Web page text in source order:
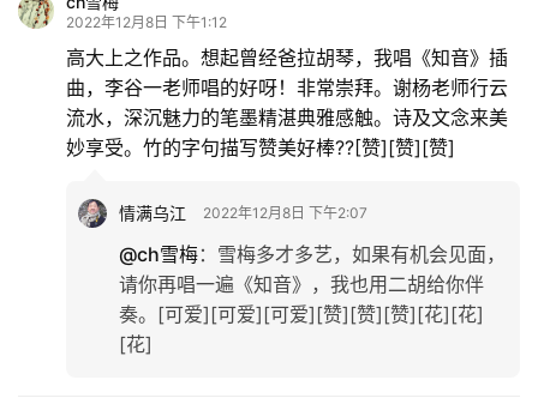
2022年12月8日 下午1:12
高大上之作品。想起曾经爸拉胡琴，我唱《知音》插
曲，李谷一老师唱的好呀！非常崇拜。谢杨老师行云
流水，深沉魅力的笔墨精湛典雅感触。诗及文念来美
妙享受。竹的字句描写赞美好棒??[赞][赞][赞]
情满乌江 2022年12月8日 下午2:07
@ch雪梅： 雪梅多才多艺，如果有机会见面，
请你再唱一遍《知音》，我也用二胡给你伴
奏。[可爱][可爱][可爱][赞][赞][赞][花][花]
[花]